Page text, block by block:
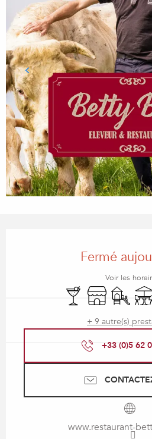
Fermé
Voir les
Bar / Buvette
Boutique
Jeux
+ 9 autre(s)
+33 (0)5 62
www.restaurant-